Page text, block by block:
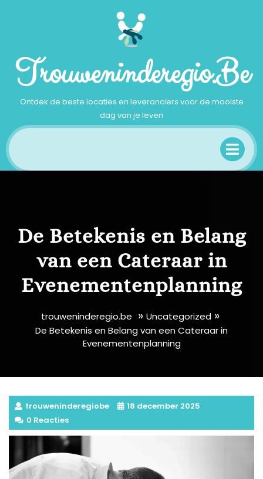
Trouweninderegio.be
Ontdek de beste locaties en leveranciers voor de mooiste
dag van je leven
De Betekenis en Belang
van een Cateraar in
Evenementenplanning
trouweninderegio.be » Uncategorized »
De Betekenis en Belang van een Cateraar in
Evenementenplanning
trouweninderegiobe
18 december 2025
0 Reacties